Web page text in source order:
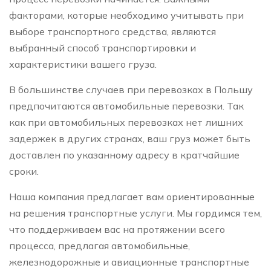
факторами, которые необходимо учитывать при
выборе транспортного средства, являются
выбранный способ транспортировки и
характеристики вашего груза.
В большинстве случаев при перевозках в Польшу
предпочитаются автомобильные перевозки. Так
как при автомобильных перевозках нет лишних
задержек в других странах, ваш груз может быть
доставлен по указанному адресу в кратчайшие
сроки.
Наша компания предлагает вам ориентированные
на решения транспортные услуги. Мы гордимся тем,
что поддерживаем вас на протяжении всего
процесса, предлагая автомобильные,
железнодорожные и авиационные транспортные